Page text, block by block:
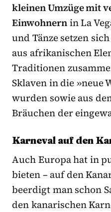
kleinen Umzüge mit
Einwohnernin La
und Tänze setzen
aus afrikanischen
Traditionen
Sklaven in die »neue
wurden sowie aus
Bräuchen der
Karneval auf den
Auch Europa hat in
bieten – auf den
beerdigt man schon
den kanarischen